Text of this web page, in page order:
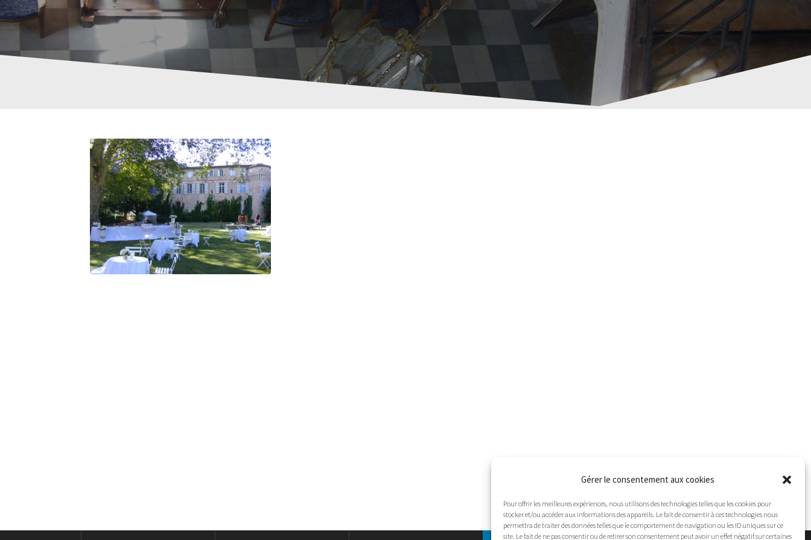
Gérer le consentement aux cookies
Pour offrir les meilleures expériences, nous utilisons des technologies telles que les cookies pour
stocker et/ou accéder aux informations des appareils. Le fait de consentir à ces technologies nous
permettra de traiter des données telles que le comportement de navigation ou les ID uniques sur ce
site. Le fait de ne pas consentir ou de retirer son consentement peut avoir un effet négatif sur certaines